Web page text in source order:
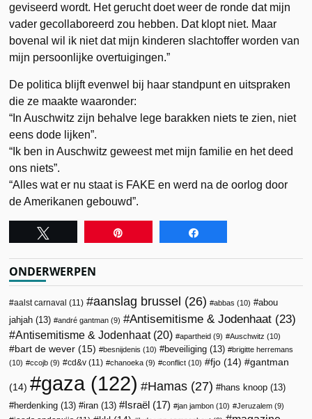
geviseerd wordt. Het gerucht doet weer de ronde dat mijn
vader gecollaboreerd zou hebben. Dat klopt niet. Maar
bovenal wil ik niet dat mijn kinderen slachtoffer worden van
mijn persoonlijke overtuigingen.”
De politica blijft evenwel bij haar standpunt en uitspraken
die ze maakte waaronder:
“In Auschwitz zijn behalve lege barakken niets te zien, niet
eens dode lijken”.
“Ik ben in Auschwitz geweest met mijn familie en het deed
ons niets”.
“Alles wat er nu staat is FAKE en werd na de oorlog door
de Amerikanen gebouwd”.
ONDERWERPEN
aalst carnaval (11) aanslag brussel (26) abbas (10)
abou
jahjah (13) andré gantman (9) Antisemitisme & Jodenhaat (23)
Antisemitisme & Jodenhaat(20) apartheid (9) Auschwitz (10)
bart de wever (15) besnijdenis (10) beveiliging (13)
brigitte herremans
(10)
ccojb (9) cd&v (11) chanoeka (9) conflict (10) fjo (14) gantman
(14) gaza (122) Hamas (27) hans knoop (13)
herdenking (13) iran (13) Israël (17) jan jambon (10) Jeruzalem (9)